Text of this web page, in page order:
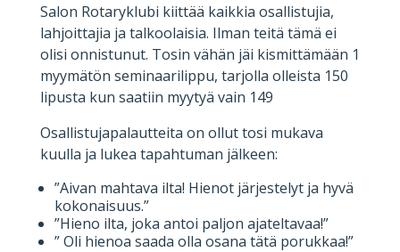
Salon Rotaryklubi kiittää kaikkia osallistujia,
lahjoittajia ja talkoolaisia. Ilman teitä tämä ei
olisi onnistunut. Tosin vähän jäi kismittämään 1
myymätön seminaarilippu, tarjolla olleista 150
lipusta kun saatiin myytyä vain 149
Osallistujapalautteita on ollut tosi mukava
kuulla ja lukea tapahtuman jälkeen:
”Aivan mahtava ilta! Hienot järjestelyt ja hyvä
kokonaisuus.”
”Hieno ilta, joka antoi paljon ajateltavaa!”
” Oli hienoa saada olla osana tätä porukkaa!”